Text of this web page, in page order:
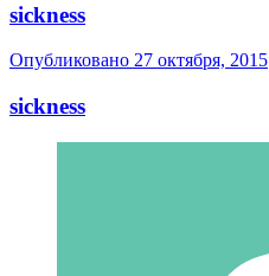
sickness
Опубликовано 27 октября, 2015
sickness